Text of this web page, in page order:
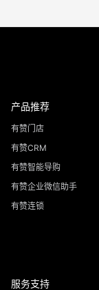
产品推荐
有赞门店
有赞CRM
有赞智能导购
有赞企业微信助手
有赞连锁
服务支持